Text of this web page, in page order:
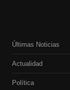
Últimas Noticias
Actualidad
Política